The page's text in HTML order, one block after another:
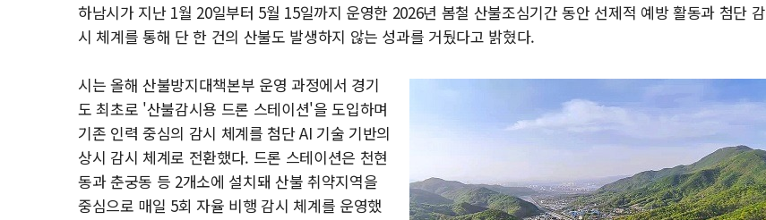
하남시가 지난 1월 20일부터 5월 15일까지 운영한 2026년 봄철 산불조심기간 동안 선제적 예방 활동과 첨단 감
시 체계를 통해 단 한 건의 산불도 발생하지 않는 성과를 거뒀다고 밝혔다.
시는 올해 산불방지대책본부 운영 과정에서 경기
도 최초로 '산불감시용 드론 스테이션'을 도입하며
기존 인력 중심의 감시 체계를 첨단 AI 기술 기반의
상시 감시 체계로 전환했다. 드론 스테이션은 천현
동과 춘궁동 등 2개소에 설치돼 산불 취약지역을
중심으로 매일 5회 자율 비행 감시 체계를 운영했